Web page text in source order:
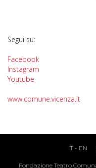
Segui su:
Facebook
Instagram
Youtube
www.comune.vicenza.it
IT- EN
Fondazione Teatro